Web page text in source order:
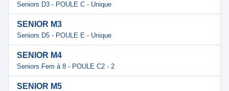
Seniors D3 - POULE C - Unique
SENIOR M3
Seniors D5 - POULE E - Unique
SENIOR M4
Seniors Fem à 8 - POULE C2 - 2
SENIOR M5